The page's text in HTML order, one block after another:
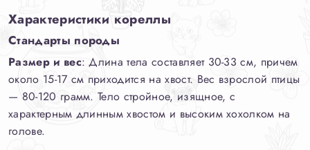
Характеристики кореллы
Стандарты породы
Размер и вес: Длина тела составляет 30-33 см, причем
около 15-17 см приходится на хвост. Вес взрослой птицы
— 80-120 грамм. Тело стройное, изящное, с
характерным длинным хвостом и высоким хохолком на
голове.